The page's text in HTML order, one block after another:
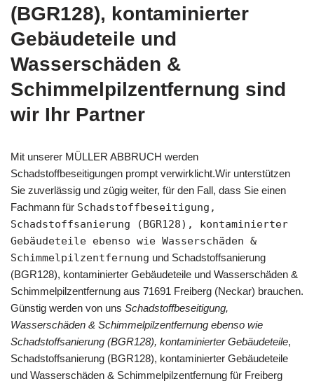
(BGR128), kontaminierter
Gebäudeteile und
Wasserschäden &
Schimmelpilzentfernung sind
wir Ihr Partner
Mit unserer MÜLLER ABBRUCH werden
Schadstoffbeseitigungen prompt verwirklicht.Wir unterstützen
Sie zuverlässig und zügig weiter, für den Fall, dass Sie einen
Fachmann für Schadstoffbeseitigung,
Schadstoffsanierung (BGR128), kontaminierter
Gebäudeteile ebenso wie Wasserschäden &
Schimmelpilzentfernung und Schadstoffsanierung
(BGR128), kontaminierter Gebäudeteile und Wasserschäden &
Schimmelpilzentfernung aus 71691 Freiberg (Neckar) brauchen.
Günstig werden von uns Schadstoffbeseitigung,
Wasserschäden & Schimmelpilzentfernung ebenso wie
Schadstoffsanierung (BGR128), kontaminierter Gebäudeteile,
Schadstoffsanierung (BGR128), kontaminierter Gebäudeteile
und Wasserschäden & Schimmelpilzentfernung für Freiberg